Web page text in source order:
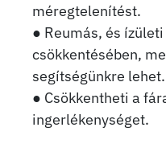
méregtelenítést.
● Reumás, és
csökkentésében,
segítségünkre lehet.
● Csökkentheti a
ingerlékenységet.